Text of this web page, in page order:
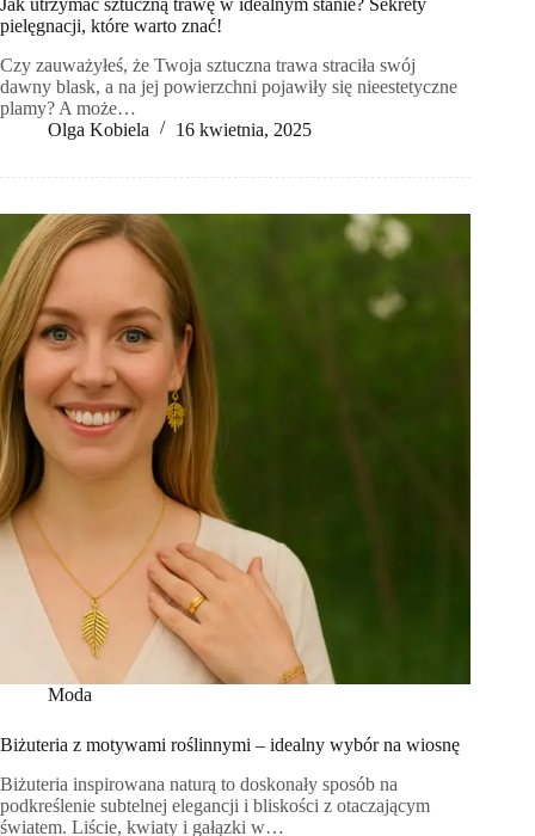
pielęgnacji, które warto znać!
Czy zauważyłeś, że Twoja sztuczna trawa straciła swój
dawny blask, a na jej powierzchni pojawiły się nieestetyczne
plamy? A może…
Olga Kobiela
16 kwietnia, 2025
Moda
Biżuteria z motywami roślinnymi – idealny wybór na wiosnę
Biżuteria inspirowana naturą to doskonały sposób na
podkreślenie subtelnej elegancji i bliskości z otaczającym
światem. Liście, kwiaty i gałązki w…